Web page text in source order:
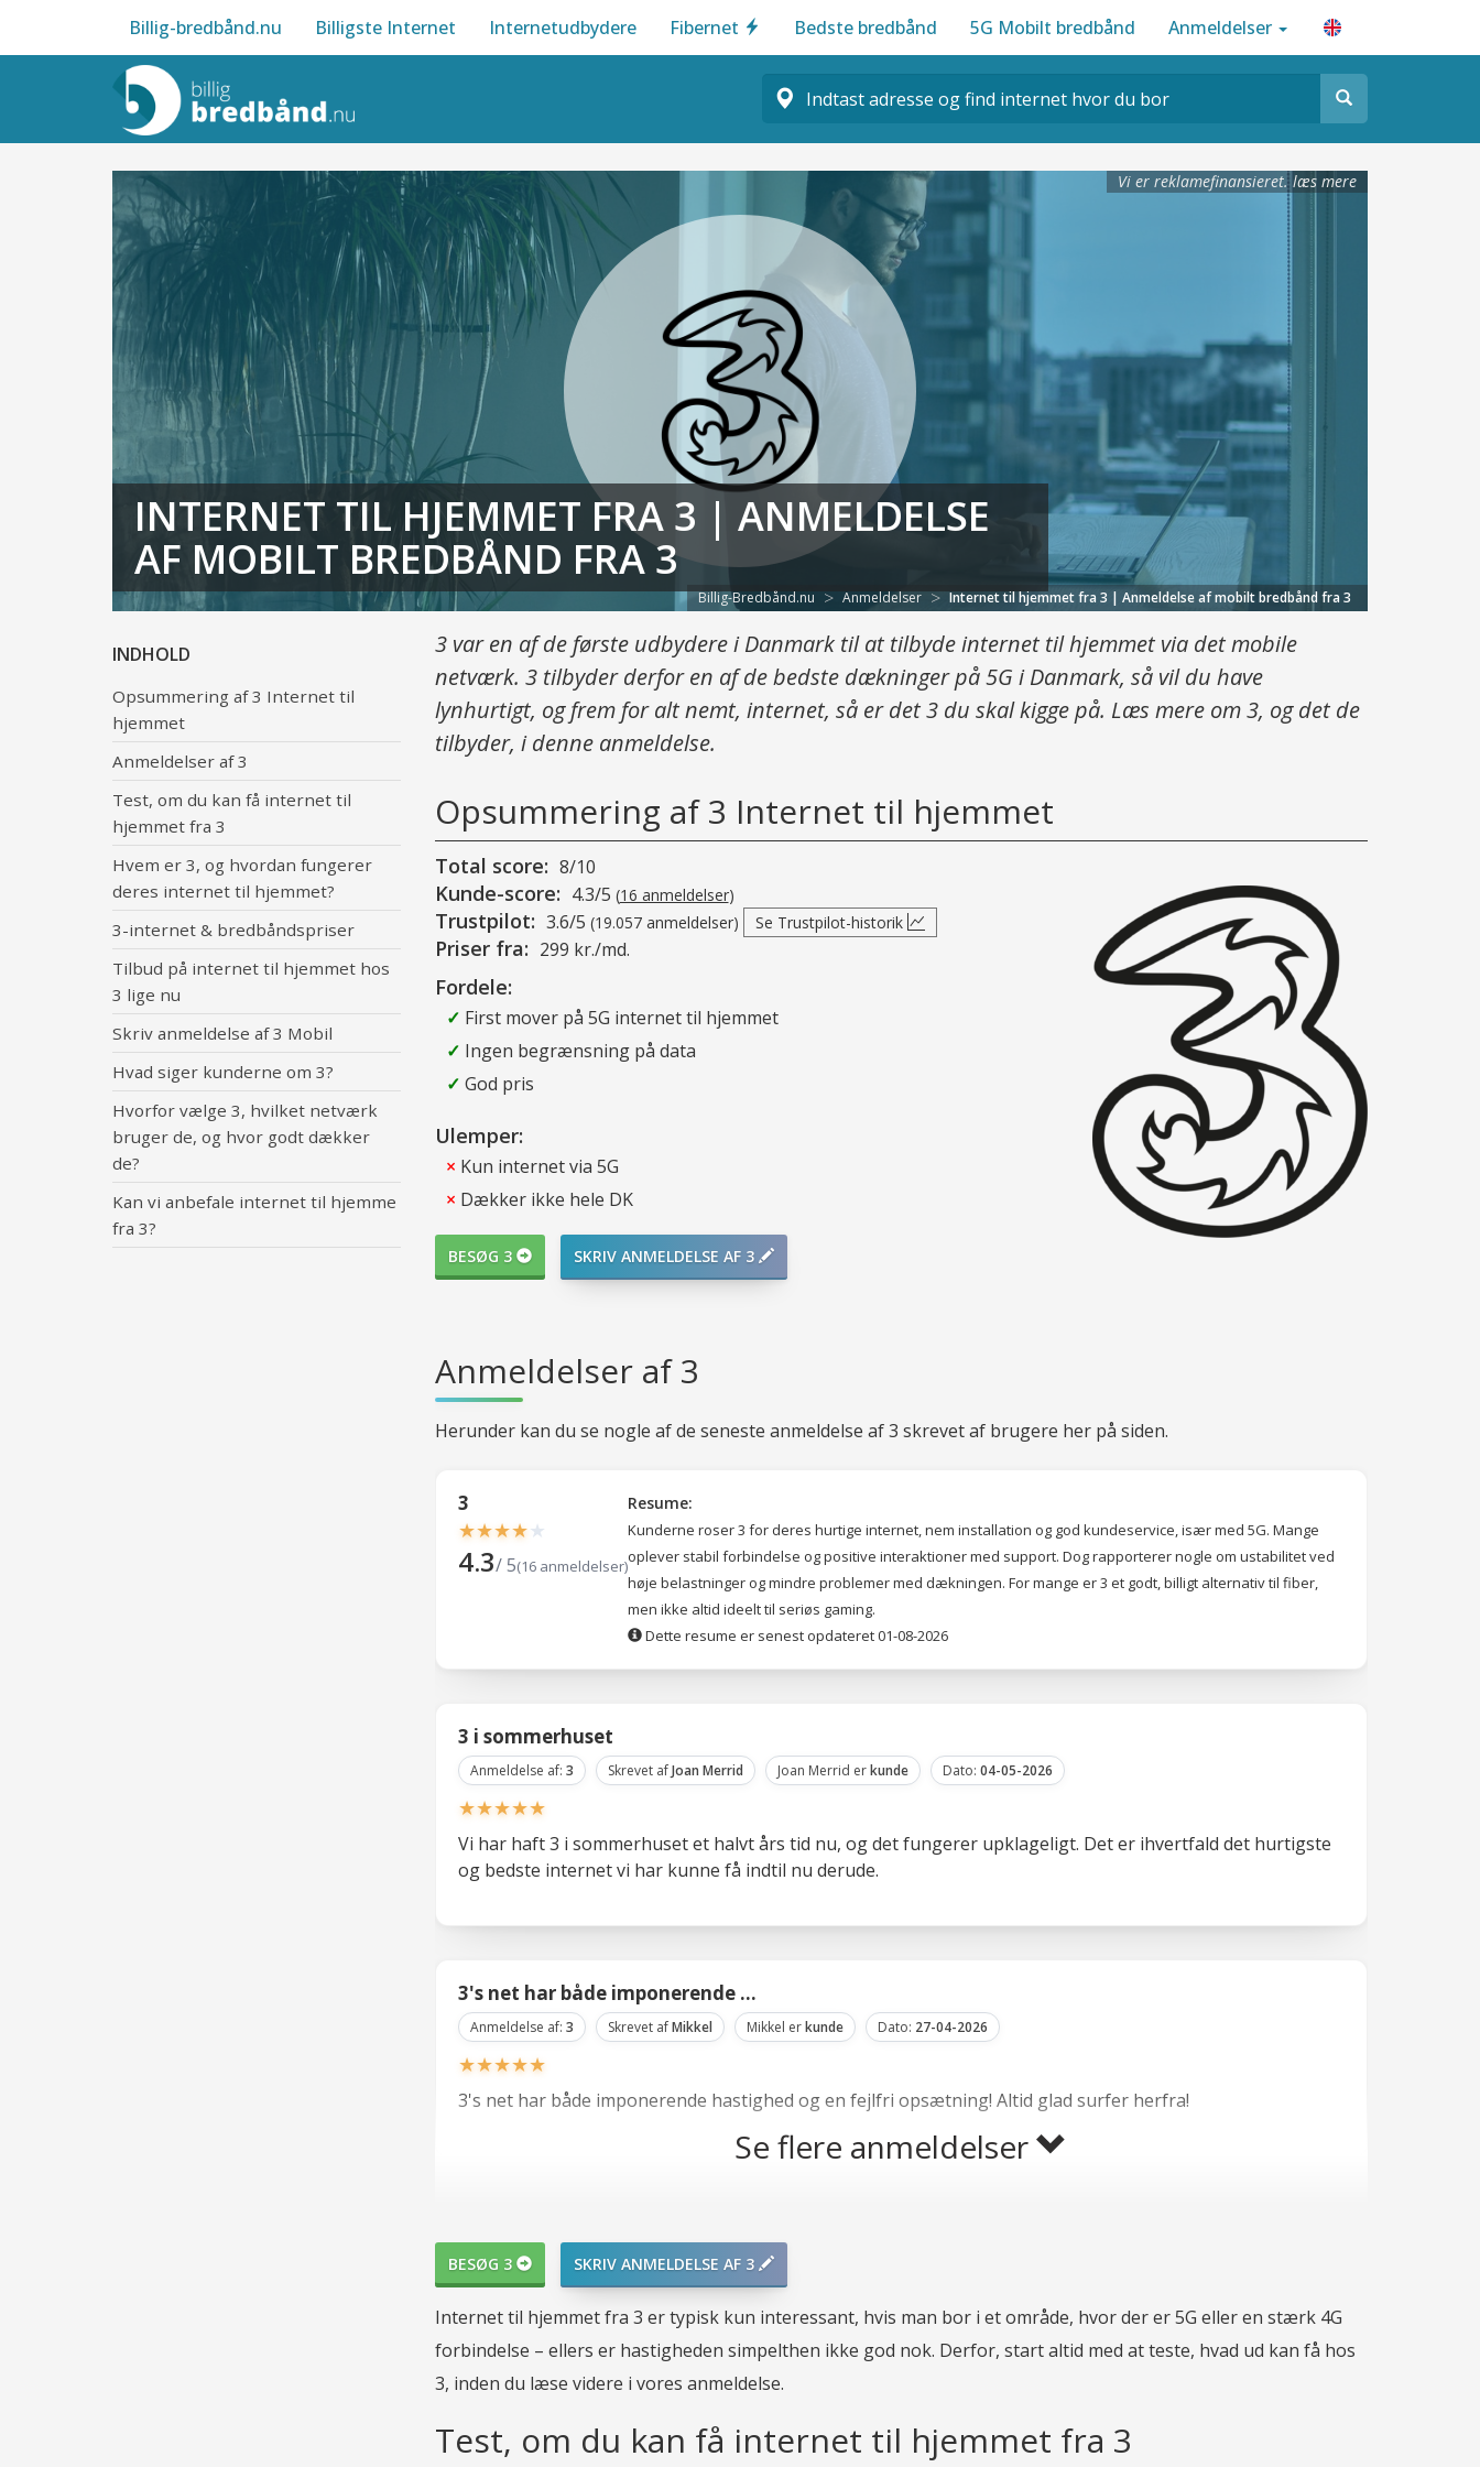
Billig-bredbånd.nu Billigste Internet Internetudbydere Fibernet Bedste bredbånd 5G Mobilt bredbånd Anmeldelser
Billig-Bredbånd.nu > Anmeldelser > Internet til hjemmet fra 3 | Anmeldelse af mobilt bredbånd fra 3
Vi er reklamefinansieret. læs mere
INTERNET TIL HJEMMET FRA 3 | ANMELDELSE
AF MOBILT BREDBÅND FRA 3
INDHOLD
Opsummering af 3 Internet til
hjemmet
Anmeldelser af 3
Test, om du kan få internet til
hjemmet fra 3
Hvem er 3, og hvordan fungerer
deres internet til hjemmet?
3-internet & bredbåndspriser
Tilbud på internet til hjemmet hos
3 lige nu
Skriv anmeldelse af 3 Mobil
Hvad siger kunderne om 3?
Hvorfor vælge 3, hvilket netværk
bruger de, og hvor godt dækker
de?
Kan vi anbefale internet til hjemme
fra 3?
3 var en af de første udbydere i Danmark til at tilbyde internet til hjemmet via det mobile
netværk. 3 tilbyder derfor en af de bedste dækninger på 5G i Danmark, så vil du have
lynhurtigt, og frem for alt nemt, internet, så er det 3 du skal kigge på. Læs mere om 3, og det de
tilbyder, i denne anmeldelse.
Opsummering af 3 Internet til hjemmet
Total score: 8/10
Kunde-score: 4.3/5 (16 anmeldelser)
Trustpilot: 3.6/5 (19.057 anmeldelser) Se Trustpilot-historik
Priser fra: 299 kr./md.
Fordele:
✓ First mover på 5G internet til hjemmet
✓ Ingen begrænsning på data
✓ God pris
Ulemper:
× Kun internet via 5G
× Dækker ikke hele DK
BESØG 3 SKRIV ANMELDELSE AF 3
Se flere anmeldelser
Anmeldelser af 3
Herunder kan du se nogle af de seneste anmeldelse af 3 skrevet af brugere her på siden.
3
★★★★★
4.3/ 5(16 anmeldelser)
Resume:
Kunderne roser 3 for deres hurtige internet, nem installation og god kundeservice, især med 5G. Mange
oplever stabil forbindelse og positive interaktioner med support. Dog rapporterer nogle om ustabilitet ved
høje belastninger og mindre problemer med dækningen. For mange er 3 et godt, billigt alternativ til fiber,
men ikke altid ideelt til seriøs gaming.
Dette resume er senest opdateret 01-08-2026
3 i sommerhuset
Anmeldelse af: 3 Skrevet af Joan Merrid Joan Merrid erkunde Dato: 04-05-2026
★★★★★
Vi har haft 3 i sommerhuset et halvt års tid nu, og det fungerer upklageligt. Det er ihvertfald det hurtigste
og bedste internet vi har kunne få indtil nu derude.
3's net har både imponerende ...
Anmeldelse af: 3 Skrevet af Mikkel Mikkel erkunde Dato: 27-04-2026
★★★★★
3's net har både imponerende hastighed og en fejlfri opsætning! Altid glad surfer herfra!
Anmeldelse af: Skrevet af Mikkel Falkenborg
★★★★★
Jeg var lidt skeptisk, da jeg skiftede til 3 internet, men jeg må indrømme, det har været en positiv oplevelse.
Installationsprocessen var nem og hurtig, og internettet kører ret stabilt. Har oplevet nogle små hakker i
hastigheden, men kundeservicen var hjælpsom og fik det løst. Alt i alt, ret tilfreds!
BESØG 3 SKRIV ANMELDELSE AF 3
Internet til hjemmet fra 3 er typisk kun interessant, hvis man bor i et område, hvor der er 5G eller en stærk 4G
forbindelse – ellers er hastigheden simpelthen ikke god nok. Derfor, start altid med at teste, hvad ud kan få hos
3, inden du læse videre i vores anmeldelse.
Test, om du kan få internet til hjemmet fra 3